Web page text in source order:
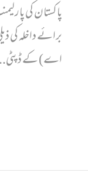
پاکستان کی
برائے داخلہ کی
اے) کے